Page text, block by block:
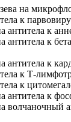
на
к
антитела к
антитела к
антитела к
к Т-
к
антитела к
волчаночный